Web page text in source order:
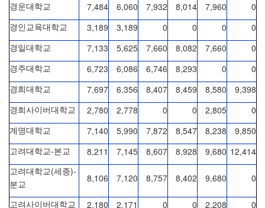
경운대학교 7,484 6,060 7,932 8,014 7,960 0
경인교육대학교 3,189 3,189 0 0 0 0
경일대학교 7,133 5,625 7,660 8,082 7,660 0
경주대학교 6,723 6,086 6,746 8,293 0 0
경희대학교 7,697 6,356 8,407 8,459 8,580 9,398
경희사이버대학교 2,780 2,778 0 0 2,805 0
계명대학교 7,140 5,990 7,872 8,547 8,238 9,850
고려대학교-본교 8,211 7,145 8,607 8,928 9,680 12,414
고려대학교(세종)-
분교
8,106 7,120 8,757 8,402 9,680 0
고려사이버대학교 2,180 2,171 0 0 2,208 0